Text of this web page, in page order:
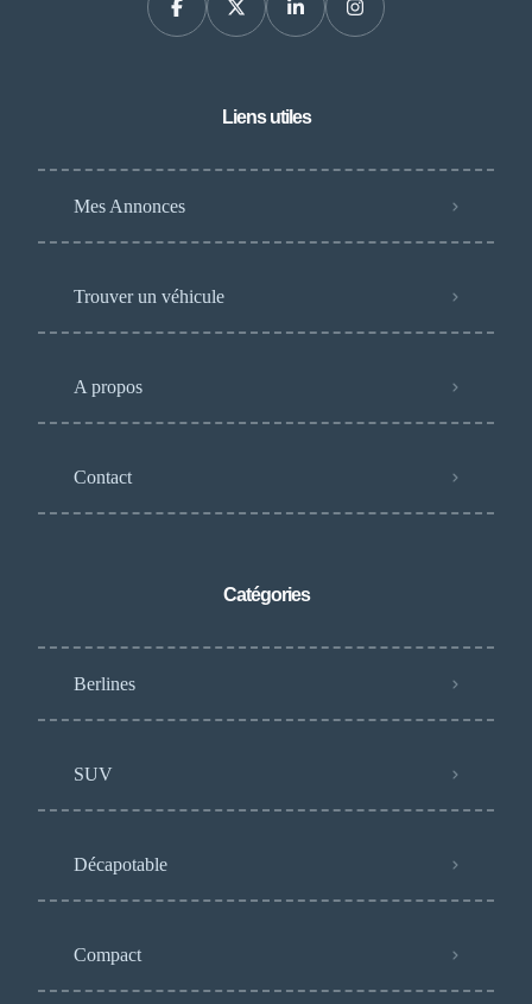
Liens utiles
Mes Annonces
Trouver un véhicule
A propos
Contact
Catégories
Berlines
SUV
Décapotable
Compact